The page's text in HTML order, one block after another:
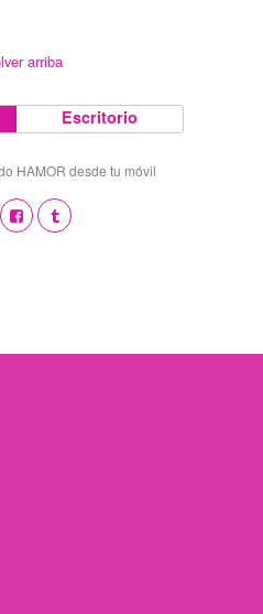
arriba
Escritorio
HAMOR desde tu móvil